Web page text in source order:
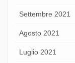
Settembre 2021
Agosto 2021
Luglio 2021